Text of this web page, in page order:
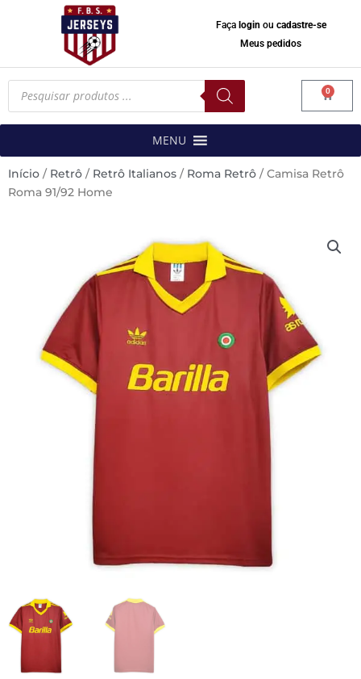
Faça loginou cadastre-se
Meus pedidos
Pesquisar
produtos 0
MENU
Início / Retrô / Retrô Italianos / Roma Retrô / Camisa Retrô
Roma 91/92 Home